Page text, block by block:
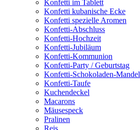
Konfetti im Tablett
Konfetti kubanische Ecke
Konfetti spezielle Aromen
Konfetti-Abschluss
Konfetti-Hochzeit
Konfetti-Jubiläum
Konfetti-Kommunion
Konfetti-Party / Geburtstag
Konfetti-Schokoladen-Mandel
Konfetti-Taufe
Kuchendeckel
Macarons
Mäusespeck
Pralinen
Reis